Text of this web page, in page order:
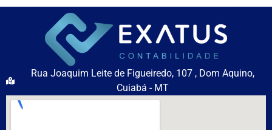
Rua Joaquim Leite de Figueiredo, 107 , Dom Aquino,
Cuiabá - MT